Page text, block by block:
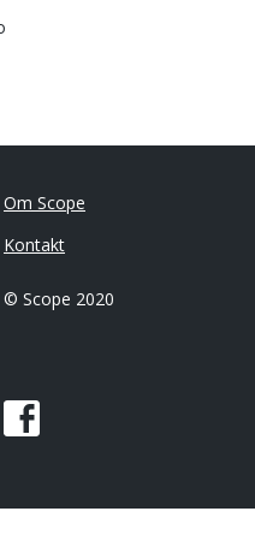
Om Scope
Kontakt
© Scope 2020